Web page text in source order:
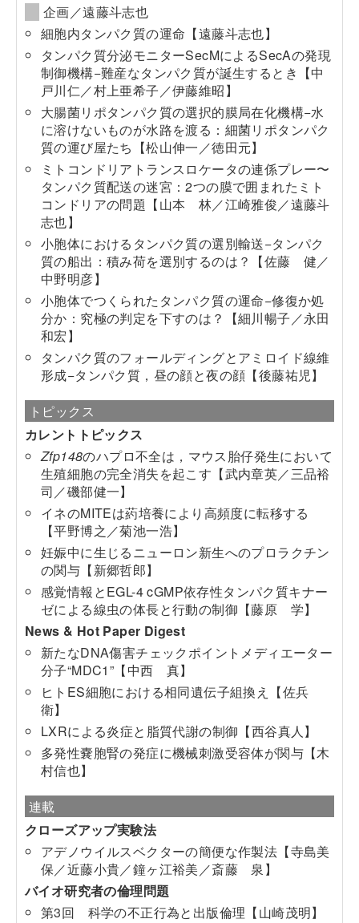
企画／遠藤斗志也
細胞内タンパク質の運命 【遠藤斗志也】
タンパク質分泌モニターSecMによるSecAの発現
制御機構−難産なタンパク質が誕生するとき 【中
戸川仁／村上亜希子／伊藤維昭】
大腸菌リポタンパク質の選択的膜局在化機構−水
に溶けないものが水路を渡る：細菌リポタンパク
質の運び屋たち 【松山伸一／徳田元】
ミトコンドリアトランスロケータの連係プレー〜
タンパク質配送の迷宮：2つの膜で囲まれたミト
コンドリアの問題 【山本 林／江崎雅俊／遠藤斗
志也】
小胞体におけるタンパク質の選別輸送−タンパク
質の船出：積み荷を選別するのは？
【佐藤 健／
中野明彦】
小胞体でつくられたタンパク質の運命−修復か処
分か：究極の判定を下すのは？
【細川暢子／永田
和宏】
タンパク質のフォールディングとアミロイド線維
形成−タンパク質，昼の顔と夜の顔 【後藤祐児】
トピックス
カレントトピックス
Zfp148のハプロ不全は，マウス胎仔発生において
生殖細胞の完全消失を起こす 【武内章英／三品裕
司／磯部健一】
イネのMITEは葯培養により高頻度に転移する
【平野博之／菊池一浩】
妊娠中に生じるニューロン新生へのプロラクチン
の関与 【新郷哲郎】
感覚情報とEGL-4 cGMP依存性タンパク質キナー
ゼによる線虫の体長と行動の制御 【藤原 学】
News & Hot Paper Digest
新たなDNA傷害チェックポイントメディエーター
分子“MDC1” 【中西 真】
ヒトES細胞における相同遺伝子組換え
【佐兵
衛】
LXRによる炎症と脂質代謝の制御 【西谷真人】
多発性嚢胞腎の発症に機械刺激受容体が関与 【木
村信也】
連載
クローズアップ実験法
アデノウイルスベクターの簡便な作製法 【寺島美
保／近藤小貴／鐘ヶ江裕美／斎藤 泉】
バイオ研究者の倫理問題
第3回 科学の不正行為と出版倫理 【山崎茂明】